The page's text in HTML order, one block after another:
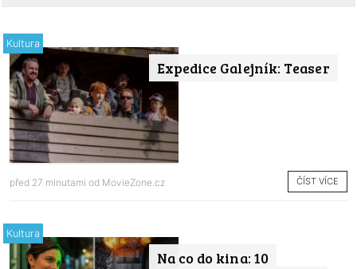
Expedice Galejník: Teaser
Kultura
před 27 minutami od MovieZone.cz ČÍST VÍCE
Na co do kina: 10
Kultura